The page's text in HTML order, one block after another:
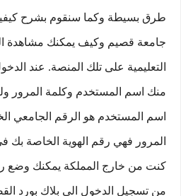
طرق بسيطة وكما سنقوم بشرح
جامعة قصيم وكيف يمكنك مشاهدة
التعليمية على تلك المنصة. عند
منك اسم المستخدم وكلمة المرور
اسم المستخدم هو الرقم الجامعي
المرور فهي رقم الهوية الخاصة بك
كنت من خارج المملكة يمكنك وضع
من تسجيل الدخول الى بلاك بورد